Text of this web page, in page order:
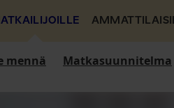
mennä Matkasuunnitelma